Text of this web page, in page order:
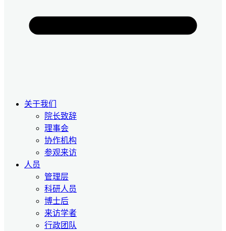
关于我们
院长致辞
理事会
协作机构
参观来访
人员
管理层
科研人员
博士后
来访学者
行政团队